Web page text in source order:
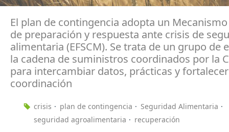
El plan de contingencia adopta un
de preparación y respuesta ante crisis de
alimentaria (EFSCM). Se trata de un grupo de
la cadena de suministros coordinados por la
para intercambiar datos, prácticas y
coordinación
crisis plan de contingencia
Seguridad Alimentaria
seguridad agroalimentaria
recuperación